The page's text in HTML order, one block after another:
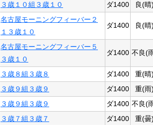
３歳１０組３歳１０ ダ1400 良(晴
名古屋モーニングフィーバー２
１３歳１０
ダ1400 良(晴
名古屋モーニングフィーバー５
３歳１０
ダ1400 不良(
３歳８組３歳８ ダ1400
重(晴
３歳９組３歳９ ダ1400
重(雨
３歳９組３歳９ ダ1400 不良(
３歳７組３歳７ ダ1400 重(曇